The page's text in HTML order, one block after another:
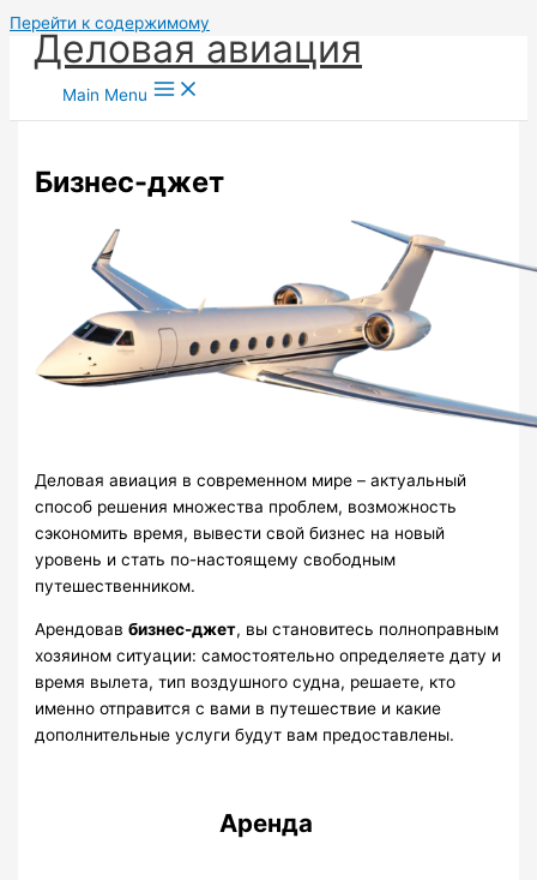
Перейти к содержимому
Деловая авиация
Main Menu
Бизнес-джет
Деловая авиация в современном мире – актуальный
способ решения множества проблем, возможность
сэкономить время, вывести свой бизнес на новый
уровень и стать по-настоящему свободным
путешественником.
Арендовавбизнес-джет, вы становитесь полноправным
хозяином ситуации: самостоятельно определяете дату и
время вылета, тип воздушного судна, решаете, кто
именно отправится с вами в путешествие и какие
дополнительные услуги будут вам предоставлены.
Аренда